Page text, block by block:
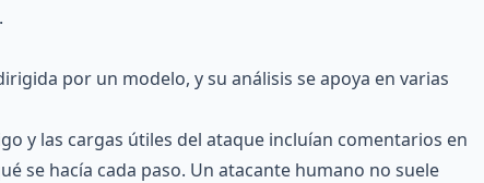
.
por un modelo, y su análisis se apoya en varias
y las cargas útiles del ataque incluían comentarios en
se hacía cada paso. Un atacante humano no suele